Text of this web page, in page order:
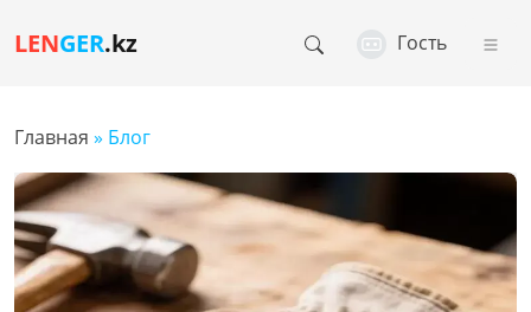
LENGER.kz Гость
Главная » Блог